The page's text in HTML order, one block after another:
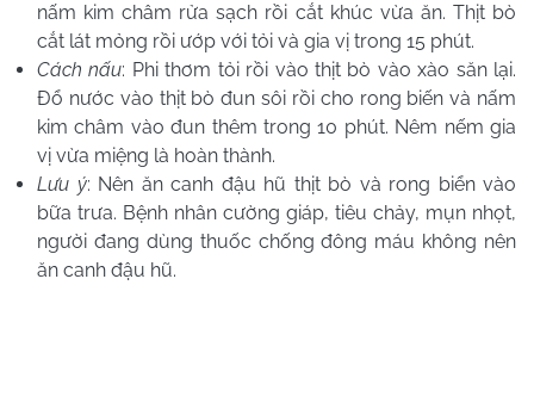
nấm kim châm rửa sạch rồi cắt khúc vừa ăn. Thịt bò
cắt lát mỏng rồi ướp với tỏi và gia vị trong 15 phút.
Cách nấu: Phi thơm tỏi rồi vào thịt bò vào xào săn lại.
Đổ nước vào thịt bò đun sôi rồi cho rong biến và nấm
kim châm vào đun thêm trong 10 phút. Nêm nếm gia
vị vừa miệng là hoàn thành.
Lưu ý: Nên ăn canh đậu hũ thịt bò và rong biển vào
bữa trưa. Bệnh nhân cường giáp, tiêu chảy, mụn nhọt,
người đang dùng thuốc chống đông máu không nên
ăn canh đậu hũ.